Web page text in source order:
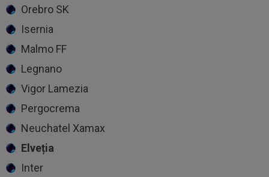
Orebro SK
Isernia
Malmo FF
Legnano
Vigor Lamezia
Pergocrema
Neuchatel Xamax
Elveția
Inter